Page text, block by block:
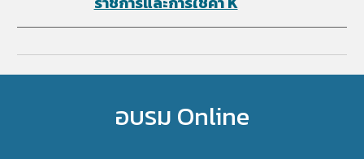
อบรม Online